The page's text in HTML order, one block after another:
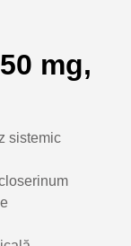
mg,
sistemic